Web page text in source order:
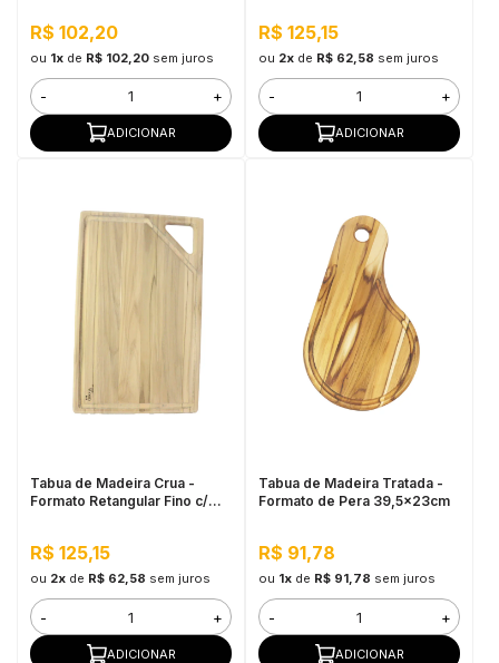
R$ 102,20
ou 1xde R$ 102,20 sem juros
- +
ADICIONAR
R$ 125,15
ou 2xde R$ 62,58 sem juros
- +
ADICIONAR
Tabua de Madeira Crua -
Formato Retangular Fino c/
R$ 125,15
ou 2xde R$ 62,58 sem juros
- +
ADICIONAR
Tabua de Madeira Tratada -
Formato de Pera 39,5x23cm
R$ 91,78
ou 1xde R$ 91,78 sem juros
- +
ADICIONAR